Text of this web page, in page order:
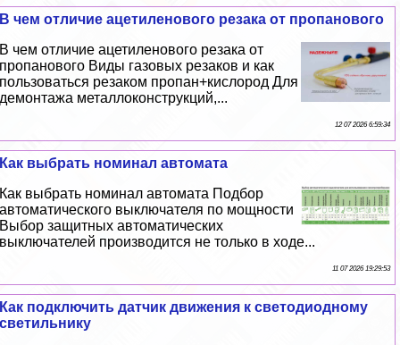
В чем отличие ацетиленового резака от пропанового
В чем отличие ацетиленового резака от
пропанового Виды газовых резаков и как
пользоваться резаком пропан+кислород Для
демонтажа металлоконструкций,...
12 07 2026 6:59:34
Как выбрать номинал автомата
Как выбрать номинал автомата Подбор
автоматического выключателя по мощности
Выбор защитных автоматических
выключателей производится не только в ходе...
11 07 2026 19:29:53
Как подключить датчик движения к светодиодному
светильнику